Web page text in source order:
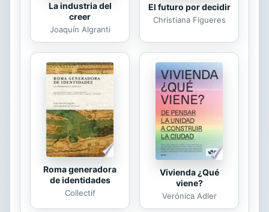
La industria del
creer
Joaquín Algranti
El futuro por decidir
Christiana Figueres
Roma generadora
de identidades
Collectif
Vivienda ¿Qué
viene?
Verónica Adler